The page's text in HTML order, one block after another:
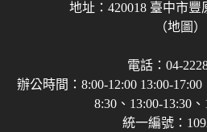
地址：420018 臺中市豐
（地圖）
電話：04-
辦公時間：8:00-12:00 13:00-
8:30、13:00-13:30
統一編號：